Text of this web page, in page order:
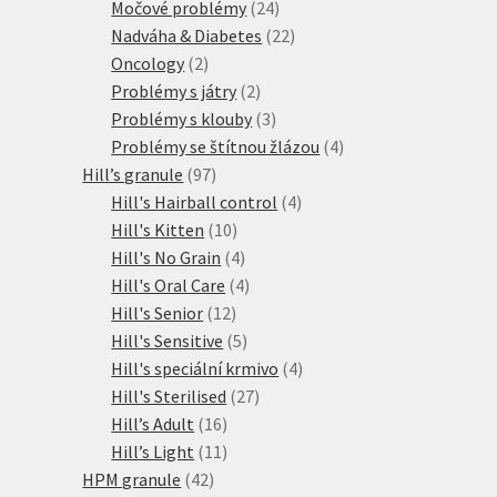
produktů
Močové problémy 2424
produktů
Nadváha & Diabetes 2222
Oncology 22
produkty
Problémy s játry 22
produkty
Problémy s klouby 33
produkty
Problémy se štítnou žlázou 44
Hill’s granule 9797
produktů
Hill's Hairball control 44
Hill's Kitten 1010
produktů
Hill's No Grain 44
produkty
Hill's Oral Care 44
Hill's Senior 1212
produktů
Hill's Sensitive 55
produktů
Hill's speciální krmivo 44
Hill's Sterilised 2727
Hill’s Adult 1616
produktů
Hill’s Light 11 11
HPM granule 4242